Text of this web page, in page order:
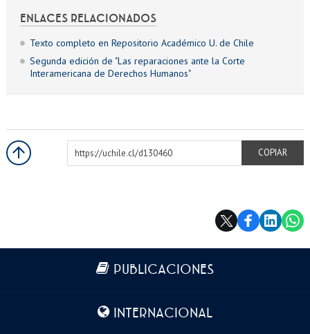
ENLACES RELACIONADOS
Texto completo en Repositorio Académico U. de Chile
Segunda edición de "Las reparaciones ante la Corte
Interamericana de Derechos Humanos"
https://uchile.cl/d130460
COPIAR
Más información
PUBLICACIONES
INTERNACIONAL